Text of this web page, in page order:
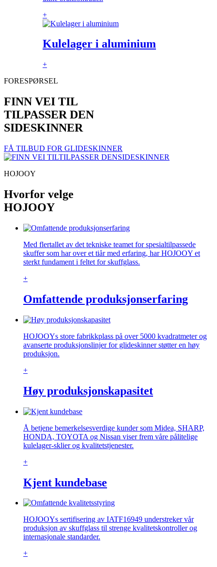
+
Kulelager i aluminium
+
FORESPØRSEL
FINN VEI TIL
TILPASSER DEN
SIDESKINNER
FÅ TILBUD FOR GLIDESKINNER
HOJOOY
Hvorfor velge
HOJOOY
Med flertallet av det tekniske teamet for spesialtilpassede
skuffer som har over et tiår med erfaring, har HOJOOY et
sterkt fundament i feltet for skuffglass.
+
Omfattende produksjonserfaring
HOJOOYs store fabrikkplass på over 5000 kvadratmeter og
avanserte produksjonslinjer for glideskinner støtter en høy
produksjon.
+
Høy produksjonskapasitet
Å betjene bemerkelsesverdige kunder som Midea, SHARP,
HONDA, TOYOTA og Nissan viser frem våre pålitelige
kulelager-sklier og kvalitetstjenester.
+
Kjent kundebase
HOJOOYs sertifisering av IATF16949 understreker vår
produksjon av skuffglass til strenge kvalitetskontroller og
internasjonale standarder.
+